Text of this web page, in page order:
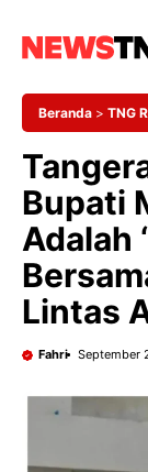
Beranda > TNG
Harmoni Lintas
Bupati
Adalah
Lintas
Fahri September